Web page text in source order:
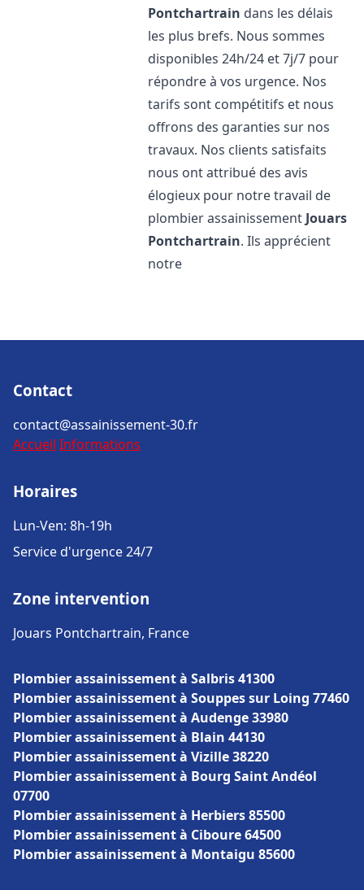
Pontchartrain dans les délais
les plus brefs. Nous sommes
disponibles 24h/24 et 7j/7 pour
répondre à vos urgence. Nos
tarifs sont compétitifs et nous
offrons des garanties sur nos
travaux. Nos clients satisfaits
nous ont attribué des avis
élogieux pour notre travail de
plombier assainissement Jouars
Pontchartrain. Ils apprécient
notre
Contact
contact@assainissement-30.fr
Accueil Informations
Horaires
Lun-Ven: 8h-19h
Service d'urgence 24/7
Zone intervention
Jouars Pontchartrain, France
Plombier assainissement à Salbris 41300
Plombier assainissement à Souppes sur Loing 77460
Plombier assainissement à Audenge 33980
Plombier assainissement à Blain 44130
Plombier assainissement à Vizille 38220
Plombier assainissement à Bourg Saint Andéol
07700
Plombier assainissement à Herbiers 85500
Plombier assainissement à Ciboure 64500
Plombier assainissement à Montaigu 85600